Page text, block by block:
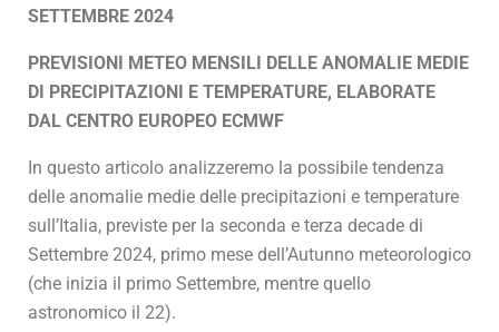
SETTEMBRE 2024
PREVISIONI METEO MENSILI DELLE ANOMALIE MEDIE
DI PRECIPITAZIONI E TEMPERATURE, ELABORATE
DAL CENTRO EUROPEO ECMWF
In questo articolo analizzeremo la possibile tendenza
delle anomalie medie delle precipitazioni e temperature
sull’Italia, previste per la seconda e terza decade di
Settembre 2024, primo mese dell’Autunno meteorologico
(che inizia il primo Settembre, mentre quello
astronomico il 22).